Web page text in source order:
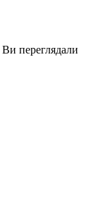
Ви переглядали